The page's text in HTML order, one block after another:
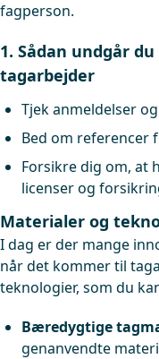
fagperson.
1. Sådan undgår
tagarbejder
Tjek anmeldelser
Bed om referencer
Forsikre dig om, at
licenser og
Materialer og
I dag er der mange
når det kommer til
teknologier, som du
Bæredygtige
genanvendte